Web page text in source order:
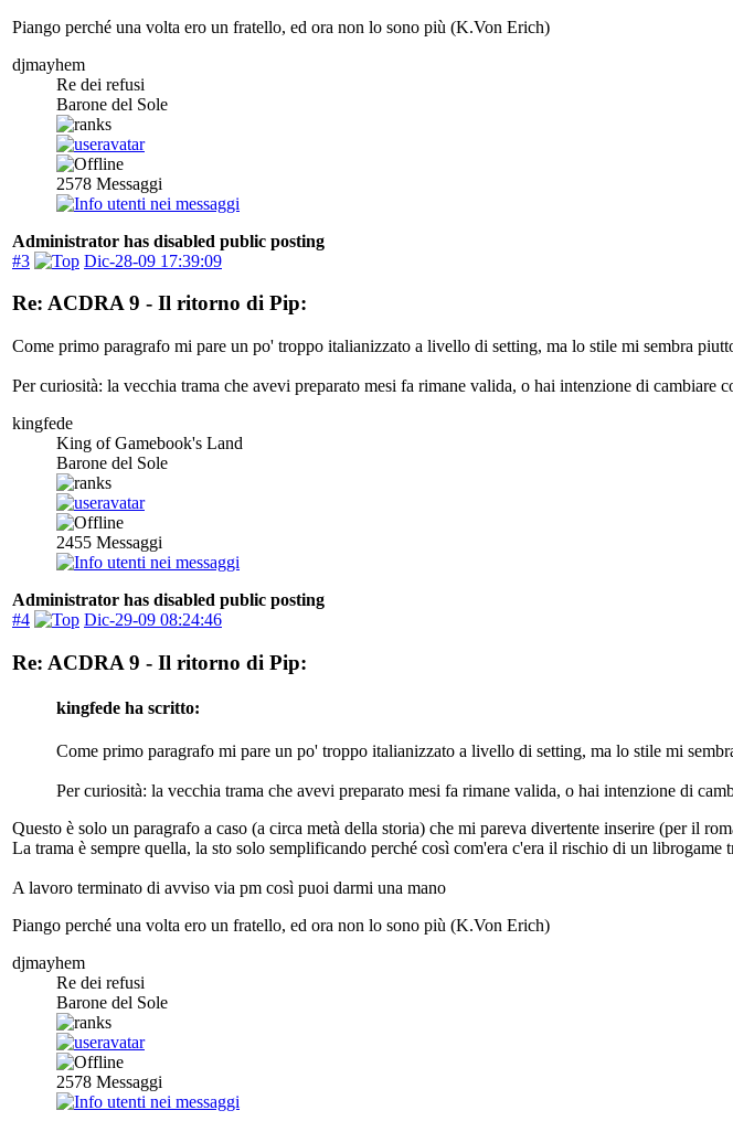
Piango perché una volta ero un fratello, ed ora non lo sono più (K.Von Erich)
djmayhem
Re dei refusi
Barone del Sole
2578 Messaggi
Administrator has disabled public posting
#3
Dic-28-09 17:39:09
Re: ACDRA 9 - Il ritorno di Pip:
Come primo paragrafo mi pare un po' troppo italianizzato a livello di setting, ma lo stile mi sembra
Per curiosità: la vecchia trama che avevi preparato mesi fa rimane valida, o hai intenzione di cambiare
kingfede
King of Gamebook's Land
Barone del Sole
2455 Messaggi
Administrator has disabled public posting
#4
Dic-29-09 08:24:46
Re: ACDRA 9 - Il ritorno di Pip:
kingfede ha scritto:
Come primo paragrafo mi pare un po' troppo italianizzato a livello di setting, ma lo stile mi
Per curiosità: la vecchia trama che avevi preparato mesi fa rimane valida, o hai intenzione di
Questo è solo un paragrafo a caso (a circa metà della storia) che mi pareva divertente inserire (per il
La trama è sempre quella, la sto solo semplificando perché così com'era c'era il rischio di un
A lavoro terminato di avviso via pm così puoi darmi una mano
Piango perché una volta ero un fratello, ed ora non lo sono più (K.Von Erich)
djmayhem
Re dei refusi
Barone del Sole
2578 Messaggi